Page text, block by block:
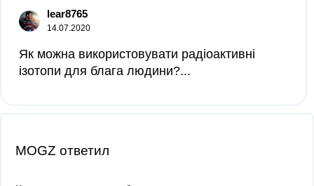
lear8765
14.07.2020
Як можна використовувати радіоактивні
ізотопи для блага людини?...
MOGZ ответил